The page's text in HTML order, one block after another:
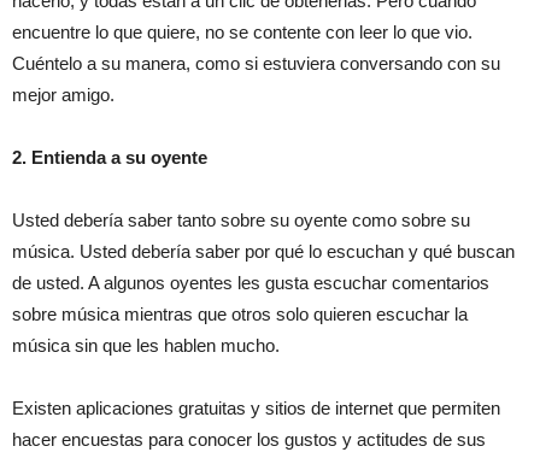
encuentre lo que quiere, no se contente con leer lo que vio.
Cuéntelo a su manera, como si estuviera conversando con su
mejor amigo.
2. Entienda a su oyente
Usted debería saber tanto sobre su oyente como sobre su
música. Usted debería saber por qué lo escuchan y qué buscan
de usted. A algunos oyentes les gusta escuchar comentarios
sobre música mientras que otros solo quieren escuchar la
música sin que les hablen mucho.
Existen aplicaciones gratuitas y sitios de internet que permiten
hacer encuestas para conocer los gustos y actitudes de sus